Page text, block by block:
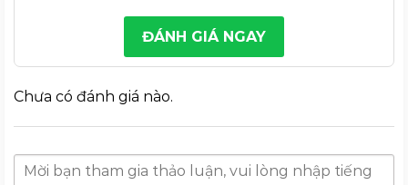
ĐÁNH GIÁ NGAY
Chưa có đánh giá nào.